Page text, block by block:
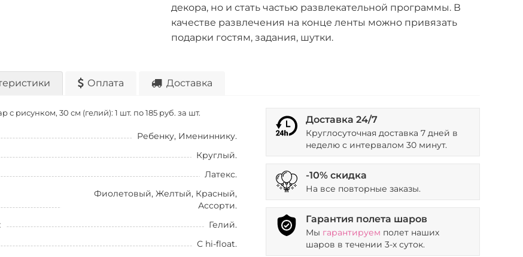
декора, но и стать частью развлекательной программы. В
качестве развлечения на конце ленты можно привязать
подарки гостям, задания, шутки.
Оплата Доставка
с рисунком, 30 см (гелий): 1 шт. по 185 руб. за шт.
Ребенку, Имениннику.
Круглый.
Латекс.
Фиолетовый, Желтый, Красный,
Ассорти.
Гелий.
С hi-float.
Доставка 24/7
Круглосуточная доставка 7 дней в
неделю с интервалом 30 минут.
-10% скидка
На все повторные заказы.
Гарантия полета шаров
Мы гарантируем полет наших
шаров в течении 3-х суток.